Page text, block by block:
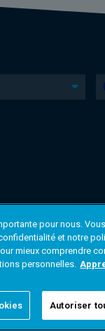
pour nous.
et notre
mieux comprendre
personnelles.
Autoriser